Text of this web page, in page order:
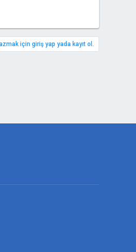
için giriş yap yada kayıt ol.